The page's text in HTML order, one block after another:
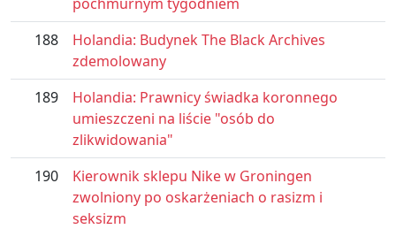
188
Holandia: Budynek The Black Archives
zdemolowany
189
Holandia: Prawnicy świadka koronnego
umieszczeni na liście "osób do
zlikwidowania"
190
Kierownik sklepu Nike w Groningen
zwolniony po oskarżeniach o rasizm i
seksizm